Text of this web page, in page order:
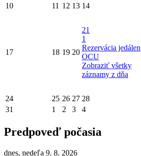
10
11 12 13 14
17 18 19 20
21
1
Rezervácia jedálen
OCU
Zobraziť všetky
záznamy z dňa
24
25 26 27 28
31
1 2 3 4
Predpoveď počasia
dnes, nedeľa 9. 8. 2026